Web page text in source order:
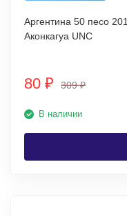
Аргентина 50 песо
Аконкагуа UNC
80 ₽ 309₽
В наличии